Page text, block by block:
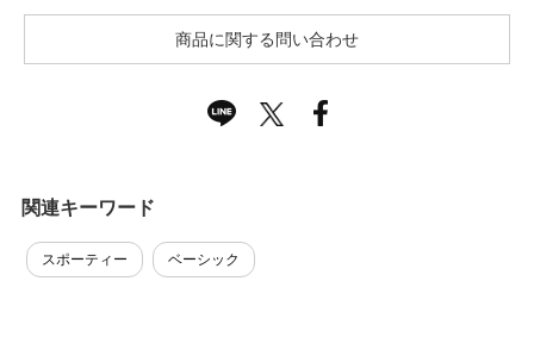
商品に関する問い合わせ
関連キーワード
スポーティー ベーシック